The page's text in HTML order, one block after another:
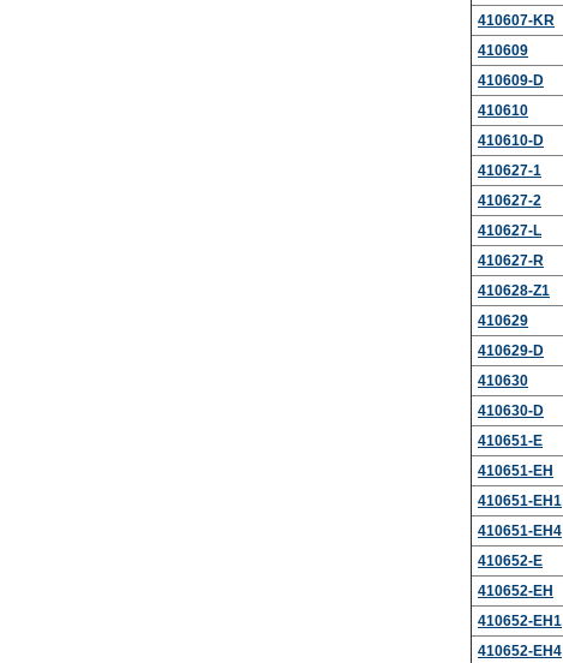
410607-KR
410609
410609-D
410610
410610-D
410627-1
410627-2
410627-L
410627-R
410628-Z1
410629
410629-D
410630
410630-D
410651-E
410651-EH
410651-EH1
410651-EH4
410652-E
410652-EH
410652-EH1
410652-EH4